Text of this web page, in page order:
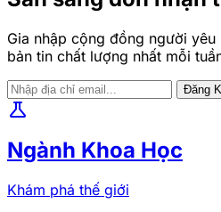
Gia nhập cộng đồng người
bản tin chất lượng nhất mỗi
Đăng
science
Ngành Khoa Học
Khám phá thế giới